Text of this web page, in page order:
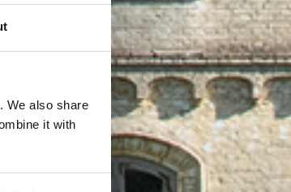
We also share
it with